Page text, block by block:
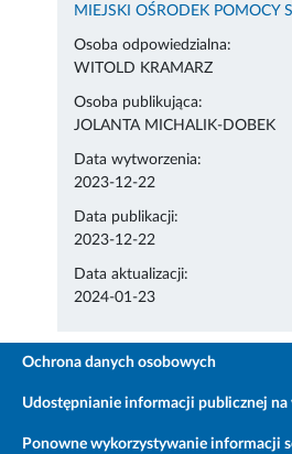
MIEJSKI OŚRODEK POMOCY
Osoba odpowiedzialna:
WITOLD KRAMARZ
Osoba publikująca:
JOLANTA MICHALIK-DOBEK
Data wytworzenia:
2023-12-22
Data publikacji:
2023-12-22
Data aktualizacji:
2024-01-23
Ochrona danych osobowych
Udostępnianie informacji publicznej na
Ponowne wykorzystywanie informacji